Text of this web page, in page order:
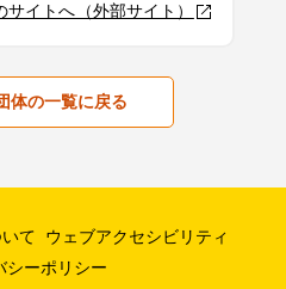
サイトへ（外部サイト）
体の一覧に戻る
て
ウェブアクセシビリティ
シーポリシー